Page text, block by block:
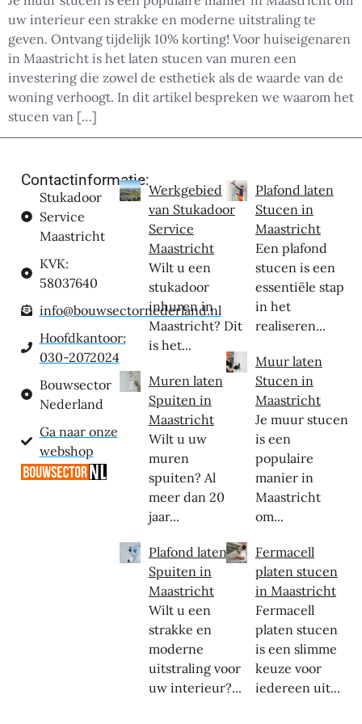
uw interieur een strakke en moderne uitstraling te
geven. Ontvang tijdelijk 10% korting! Voor huiseigenaren
in Maastricht is het laten stucen van muren een
investering die zowel de esthetiek als de waarde van de
woning verhoogt. In dit artikel bespreken we waarom het
stucen van […]
Contactinformatie:
Stukadoor
Service
Maastricht
KVK:
58037640
info@bouwsectornederland.nl
Hoofdkantoor:
030-2072024
Bouwsector
Nederland
Ga naar onze
webshop
Werkgebied
van Stukadoor
Service
Maastricht
Wilt u een
stukadoor
inhuren in
Maastricht? Dit
is het...
Muren laten
Spuiten in
Maastricht
Wilt u uw
muren
spuiten? Al
meer dan 20
jaar...
Plafond laten
Spuiten in
Maastricht
Wilt u een
strakke en
moderne
uitstraling voor
uw interieur?...
Plafond laten
Stucen in
Maastricht
Een plafond
stucen is een
essentiële stap
in het
realiseren...
Muur laten
Stucen in
Maastricht
Je muur stucen
is een
populaire
manier in
Maastricht
om...
Fermacell
platen stucen
in Maastricht
Fermacell
platen stucen
is een slimme
keuze voor
iedereen uit...